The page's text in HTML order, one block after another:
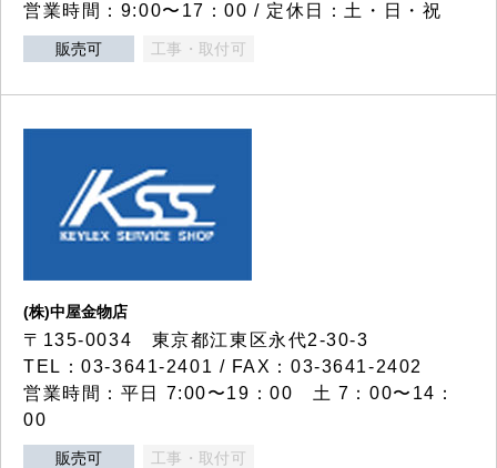
営業時間：9:00〜17：00 / 定休日：土・日・祝
販売可 工事・取付可
(株)中屋金物店
〒135-0034 東京都江東区永代2-30-3
TEL：03-3641-2401 / FAX：03-3641-2402
営業時間：平日 7:00〜19：00 土 7：00〜14：
00
販売可 工事・取付可